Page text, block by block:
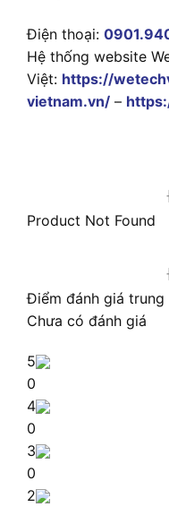
Điện thoại:
Hệ thống website
Việt: https://
vietnam.vn/ –
Product Not Found
Điểm đánh giá trung
Chưa có đánh giá
5
0
4
0
3
0
2